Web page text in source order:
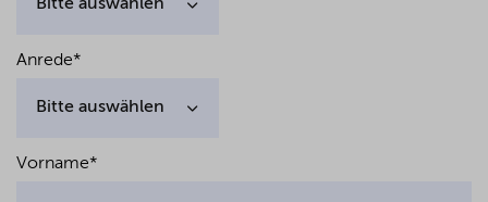
Anrede*
Vorname*